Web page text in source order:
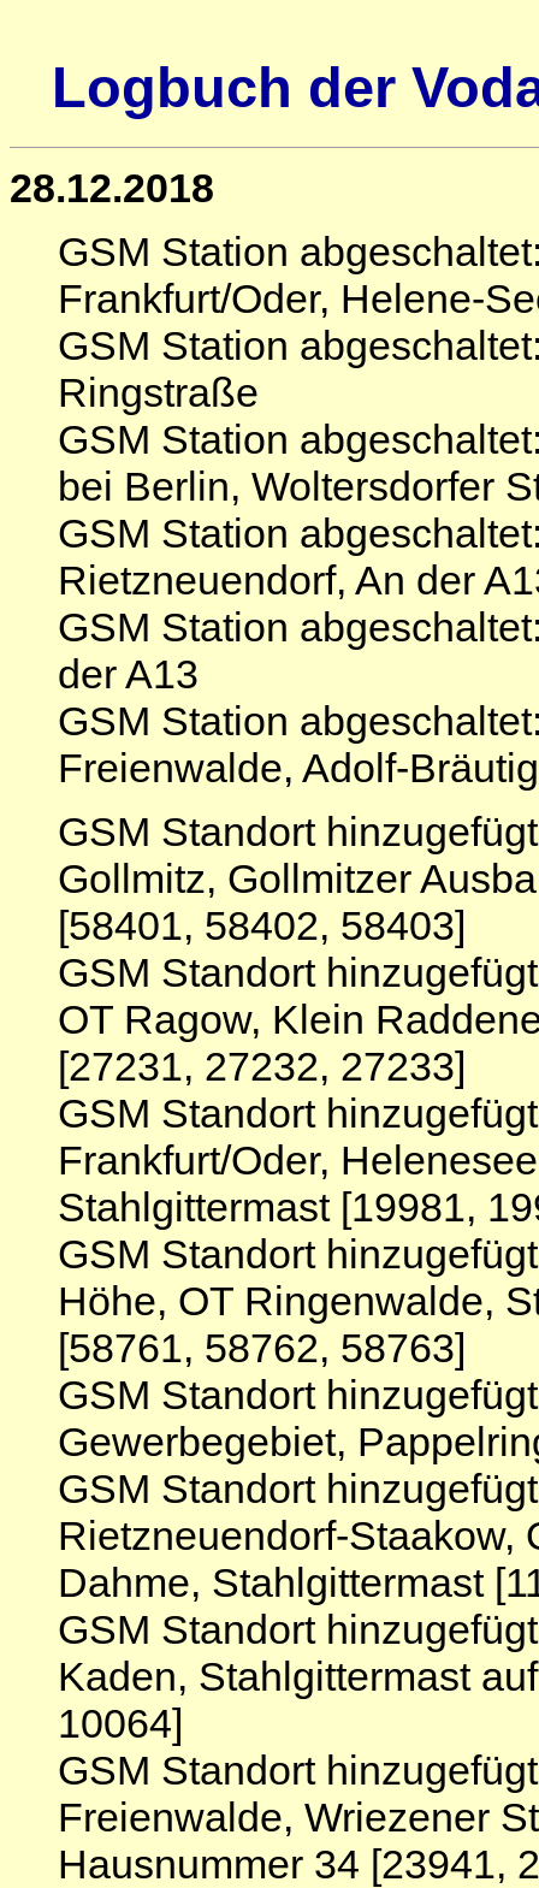
Logbuch der
28.12.2018
GSM Station
Frankfurt/Oder, Helene-
GSM Station
Ringstraße
GSM Station
bei Berlin, Woltersdorfer
GSM Station
Rietzneuendorf, An der
GSM Station
der A13
GSM Station
Freienwalde, Adolf-
GSM Standort
Gollmitz, Gollmitzer
[58401, 58402, 58403]
GSM Standort
OT Ragow, Klein
[27231, 27232, 27233]
GSM Standort
Frankfurt/Oder,
Stahlgittermast [19981,
GSM Standort
Höhe, OT Ringenwalde,
[58761, 58762, 58763]
GSM Standort
Gewerbegebiet,
GSM Standort
Rietzneuendorf-Staakow,
Dahme, Stahlgittermast
GSM Standort
Kaden, Stahlgittermast
10064]
GSM Standort
Freienwalde, Wriezener
Hausnummer 34 [23941,